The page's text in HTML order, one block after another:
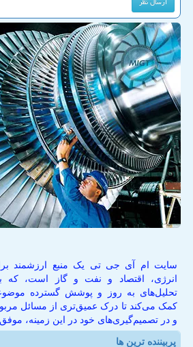
سایت ام آی جی تی یک منبع ارزشمند
انرژی، اقتصاد و نفت و گاز است، که
تحلیل‌های به روز و پوشش گسترده
کمک می‌کند تا درک عمیق‌تری از مسائل
و در تصمیم‌گیری‌های خود در این زمینه،
پربیننده ترین ها